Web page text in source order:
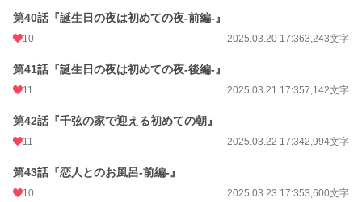
第40話『誕生日の夜は初めての夜-前編-』
10 2025.03.20 17:363,243文字
第41話『誕生日の夜は初めての夜-後編-』
11 2025.03.21 17:357,142文字
第42話『千弦の家で迎える初めての朝』
11 2025.03.22 17:342,994文字
第43話『恋人とのお風呂-前編-』
10 2025.03.23 17:353,600文字